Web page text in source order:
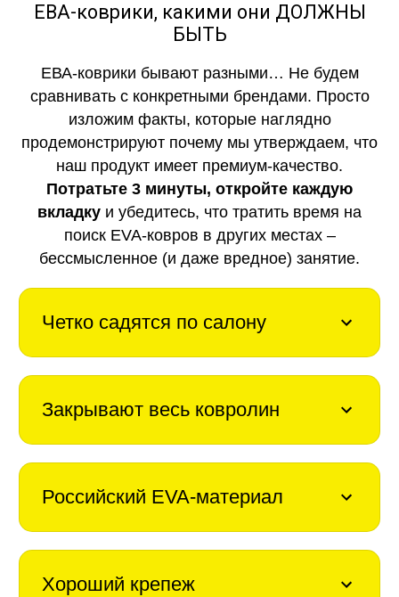
ЕВА-коврики, какими они ДОЛЖНЫ
БЫТЬ
ЕВА-коврики бывают разными… Не будем
сравнивать с конкретными брендами. Просто
изложим факты, которые наглядно
продемонстрируют почему мы утверждаем, что
наш продукт имеет премиум-качество.
Потратьте 3 минуты, откройте каждую
вкладку и убедитесь, что тратить время на
поиск EVA-ковров в других местах –
бессмысленное (и даже вредное) занятие.
Четко садятся по салону
Закрывают весь ковролин
Российский EVA-материал
Хороший крепеж